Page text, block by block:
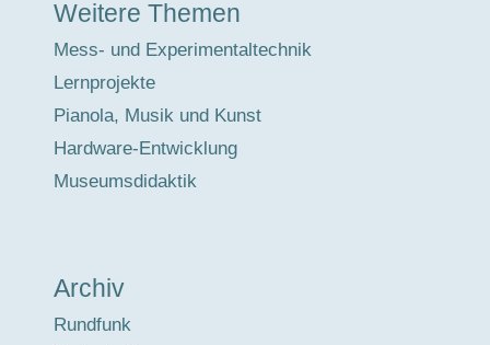
Weitere Themen
Mess- und Experimentaltechnik
Lernprojekte
Pianola, Musik und Kunst
Hardware-Entwicklung
Museumsdidaktik
Archiv
Rundfunk